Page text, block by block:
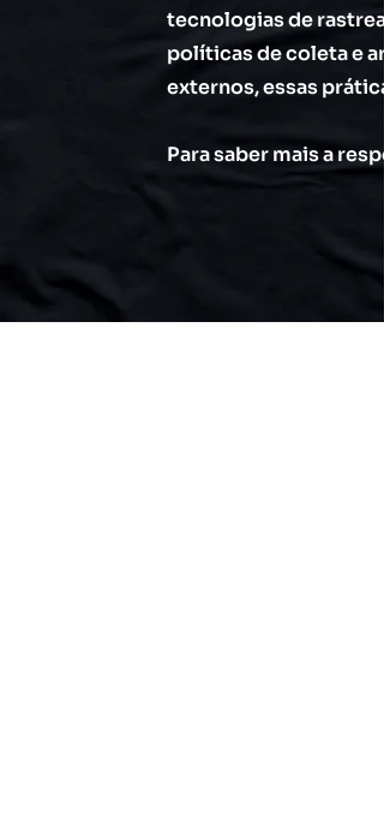
tecnologias de
políticas de coleta e
externos, essas
Para saber mais a